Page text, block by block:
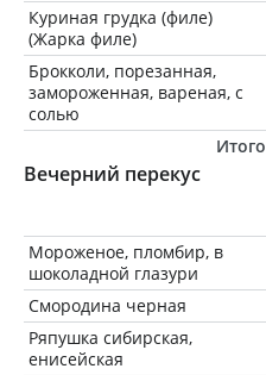
Куриная грудка (филе)
(Жарка филе)
Брокколи, порезанная,
замороженная, вареная, с
солью
Итого
Вечерний перекус
Мороженое, пломбир, в
шоколадной глазури
Смородина черная
Ряпушка сибирская,
енисейская